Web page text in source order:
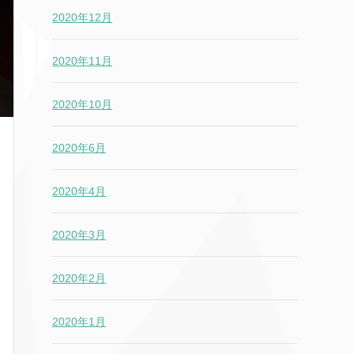
2020年12月
2020年11月
2020年10月
2020年6月
2020年4月
2020年3月
2020年2月
2020年1月